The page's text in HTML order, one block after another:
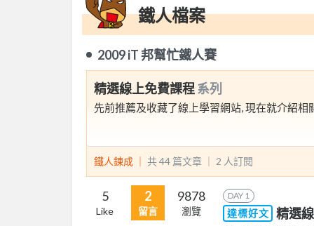
鐵人檔案
2009 iT 邦幫忙鐵人賽
精選線上免費課程系列
先前推薦及收藏了線上學習網站, 現在就介紹相
鐵人鍊成 ｜ 共 44 篇文章 ｜ 2 人訂閱
5
Like
2
留言
9878
瀏覽
DAY 1
達標好文 精選